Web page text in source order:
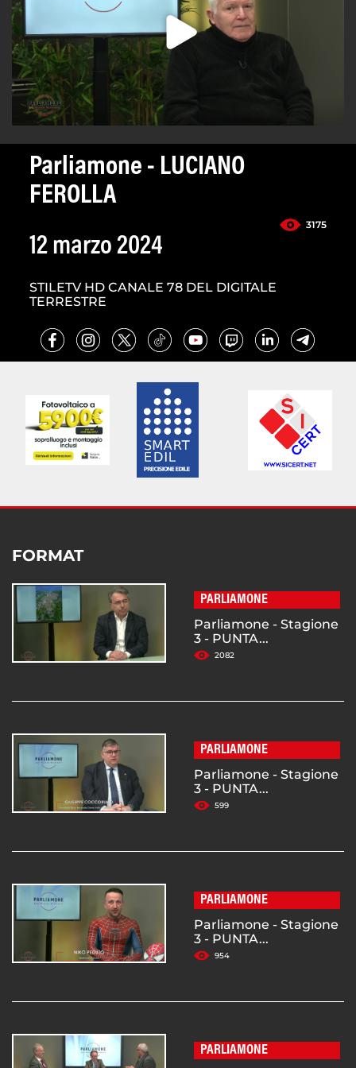
Parliamone - LUCIANO
FEROLLA
3175
12 marzo 2024
STILETV HD CANALE 78 DEL DIGITALE
TERRESTRE
FORMAT
PARLIAMONE
Parliamone - Stagione
3 - PUNTA...
2082
PARLIAMONE
Parliamone - Stagione
3 - PUNTA...
599
PARLIAMONE
Parliamone - Stagione
3 - PUNTA...
954
PARLIAMONE